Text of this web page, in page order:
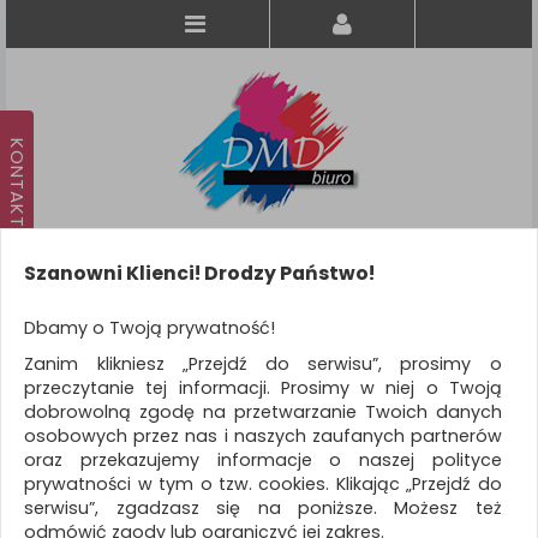
KATEGORIE
KATEGORIE
MARKI
REKLAMA
Szanowni Klienci! Drodzy Państwo!
Dbamy o Twoją prywatność!
Zanim klikniesz „Przejdź do serwisu”, prosimy o
przeczytanie tej informacji. Prosimy w niej o Twoją
dobrowolną zgodę na przetwarzanie Twoich danych
osobowych przez nas i naszych zaufanych partnerów
oraz przekazujemy informacje o naszej polityce
prywatności w tym o tzw. cookies. Klikając „Przejdź do
serwisu”, zgadzasz się na poniższe. Możesz też
odmówić zgody lub ograniczyć jej zakres.